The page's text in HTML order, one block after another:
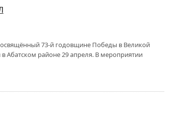
73-й годовщине Победы в Великой
в Абатском районе 29 апреля. В мероприятии